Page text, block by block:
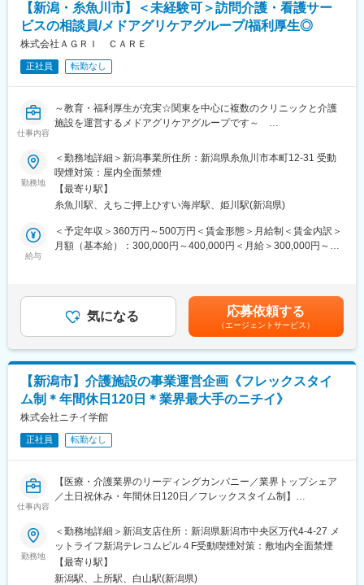
■職務詳細：
保守点検業者から不具合箇所の修繕提案や交換等の報告・提案が
ありますので、対応をお任せいたします。基本的に相見積を取っ
たり、業者の手配を行うポジションのため、ご自身で設備の修理
を行うことはございません。
■入社後の流れ：
各業務、OJTにて教育いたします。ベテランスタッフがおります
ので、質問にはいつでも答えることが可能です。独り立ちまでは
ただきます。
■組織構成：
配属となる総務課には6名（事務4名、施設管理2名）のスタッフ
名、女性３名が従事しています。
■川室記念病院について：
医療法人川室記念病院（旧常心荘川室病院）が、西洋医学・医療
の明かりを、この北新保の地に灯したのは、今から140年ほど前
にさかのぼる明治11年のことです。
1960年代以降、精神科医療が収容中心へと方針転換していく中
で、当院では、病院設立以来、患者様を地域に送り出す取り組み
を進めてきました。また、1985年以降は地域ニーズの高まりを受
け、認知症へも積極的に関わるようになります。
【新潟・糸魚川市】＜未経験可＞訪問介護・看護サー
ビスの相談員/メドアグリケアグループ/福利厚生◎
株式会社ＡＧＲＩ ＣＡＲＥ
正社員 転勤なし
仕事内容
～教育・福利厚生が充実☆関東を中心に複数のクリニックと介護
施設を運営するメドアグリケアグループです～
・地域への啓蒙活動
ケアマネージャーやソーシャルワーカー、地域包括支援センター
などに訪問医療・看護サービスをご案内。患者様をご紹介してい
ただきます。
・患者様の受入・契約
ケアマネージャーと共に患者様のご家族と面会。
介護認定や病歴、身体状況などをお聞きして最適な医療を提案し
す。
・スタッフ管理など
あなたの経験に応じて徐々に業務をお任せします。
業務の効率化やサービス向上など
経験を活かした提案を歓迎します！
■入社後の教育体制
現場社員のOJTを予定しております。
■当社について
在宅診療専門のクリニックになります。母体のメドアグリケアグ
ループは関東を中心に多数のクリニック、2つの有料老人ホームを
運営。「病院での治療後に、安心して療養できる場をつくりた
い。」その想いから、日々、良質なチーム医療の提供を目指して
邁進しております。
勤務地
＜勤務地詳細＞新潟事業所住所：新潟県糸魚川市本町12-31 受動
喫煙対策：屋内全面禁煙
【最寄り駅】
糸魚川駅、えちご押上ひすい海岸駅、姫川駅(新潟県)
給与
＜予定年収＞360万円～500万円＜賃金形態＞月給制＜賃金内訳＞
月額（基本給）：300,000円～400,000円＜月給＞300,000円～
気になる 応募依頼する
（エージェントサービス）
【新潟市】介護施設の事業運営企画《フレックスタイ
ム制＊年間休日120日＊業界最大手のニチイ》
株式会社ニチイ学館
正社員 転勤なし
仕事内容
【医療・介護業界のリーディングカンパニー／業界トップシェア
／土日祝休み・年間休日120日／フレックスタイム制】
介護業界最大手の当社の管轄エリアにおける介護施設の運営・数
値管理などお任せいたします。
本ポジションでは新潟市を中心に管轄している18拠点を束ね、事
業運営・人材マネジメント・自治体連携をお任せいたします。
勤務地
＜勤務地詳細＞新潟支店住所：新潟県新潟市中央区万代4-4-27 メ
ットライフ新潟テレコムビル４F受動喫煙対策：敷地内全面禁煙
【最寄り駅】
新潟駅、上所駅、白山駅(新潟県)